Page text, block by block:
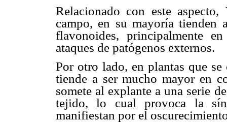
Relacionado con este
campo, en su mayoría tienden
flavonoides, principalmente
ataques de patógenos externos.
Por otro lado, en plantas que
tiende a ser mucho mayor en
somete al explante a una serie
tejido, lo cual provoca la
manifiestan por el